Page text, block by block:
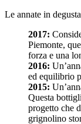
Le annate in
2017:
Piemonte,
forza e una
2016:
ed equilibrio
2015:
Questa
progetto che
grignolino